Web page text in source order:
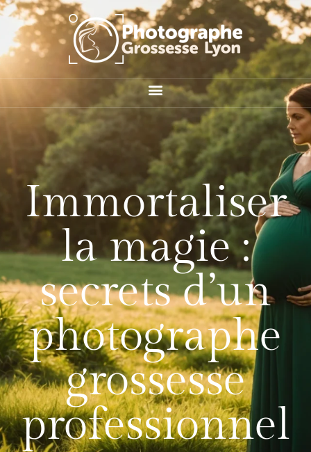
Immortaliser
la magie :
secrets d’un
photographe
grossesse
professionnel